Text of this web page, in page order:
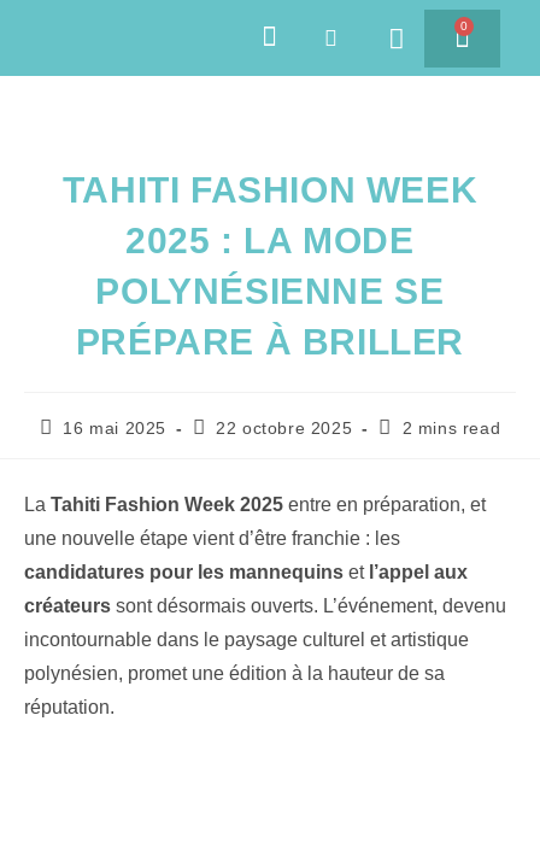
0
TAHITI FASHION WEEK
2025 : LA MODE
POLYNÉSIENNE SE
PRÉPARE À BRILLER
16 mai 2025 22 octobre 2025 2 mins read
La Tahiti Fashion Week 2025 entre en préparation, et
une nouvelle étape vient d’être franchie : les
candidatures pour les mannequins et l’appel aux
créateurs sont désormais ouverts. L’événement, devenu
incontournable dans le paysage culturel et artistique
polynésien, promet une édition à la hauteur de sa
réputation.